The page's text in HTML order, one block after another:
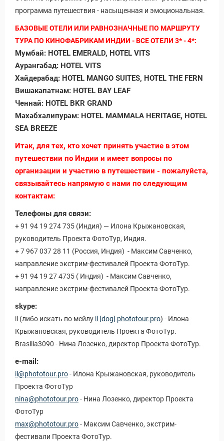
Туры
программа путешествия - насыщенная и эмоциональная.
БАЗОВЫЕ ОТЕЛИ ИЛИ РАВНОЗНАЧНЫЕ ПО МАРШРУТУ
ТУРА ПО КИНОФАБРИКАМ ИНДИИ - ВСЕ ОТЕЛИ 3* - 4*:
Мумбай: HOTEL EMERALD, HOTEL VITS
Аурангабад: HOTEL VITS
Хайдерабад: HOTEL MANGO SUITES, HOTEL THE FERN
Вишакапатнам: HOTEL BAY LEAF
Ченнай: HOTEL BKR GRAND
Махабхалипурам: HOTEL MAMMALA HERITAGE, HOTEL
SEA BREEZE
Итак, для тех, кто хочет принять участие в этом
путешествии по Индии и имеет вопросы по
организации и участию в путешествии - пожалуйста,
связывайтесь напрямую с нами по следующим
контактам:
Телефоны для связи:
+ 91 94 19 274 735 (Индия) — Илона Крыжановская,
руководитель Проекта ФотоТур, Индия.
+ 7 967 037 28 11 (Россия, Индия) - Максим Савченко,
направление экстрим-фестивалей Проекта ФотоТур.
+ 91 94 19 27 4735 ( Индия) - Максим Савченко,
направление экстрим-фестивалей Проекта ФотоТур.
skype:
il (либо искать по мейлу il [dog] phototour.pro) - Илона
Крыжановская, руководитель Проекта ФотоТур.
Brasilia3090 - Нина Лозенко, директор Проекта ФотоТур.
e-mail:
il@phototour.pro- Илона Крыжановская, руководитель
Проекта ФотоТур
nina@phototour.pro- Нина Лозенко, директор Проекта
ФотоТур
max@phototour.pro- Максим Савченко, экстрим-
фестивали Проекта ФотоТур.